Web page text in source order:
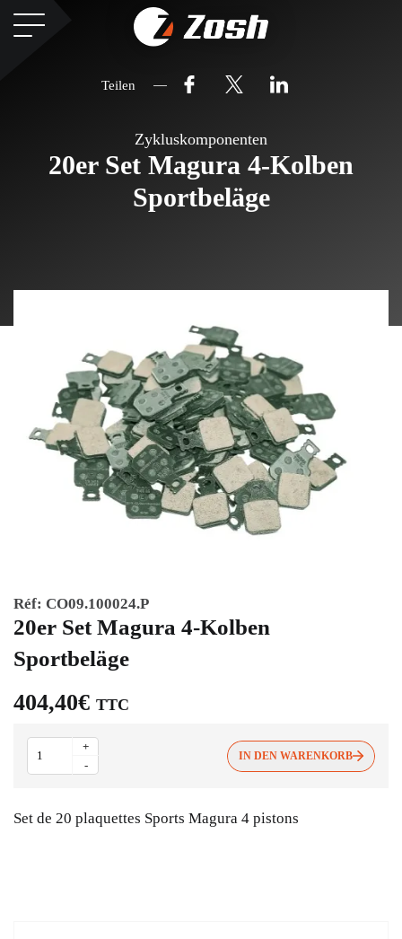
Zykluskomponenten
20er Set Magura 4-Kolben
Sportbeläge
Teilen
20er Set Magura 4-Kolben
Sportbeläge
404,40€ TTC
Set de 20 plaquettes Sports Magura 4 pistons
20er
Set
Magura
Sportbeläge
Menge
+
-
IN DEN WARENKORB
Réf: CO09.100024.P